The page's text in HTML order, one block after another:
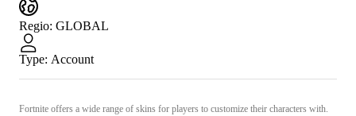
Regio: GLOBAL
Type: Account
Fortnite offers a wide range of skins for players to customize their characters with.